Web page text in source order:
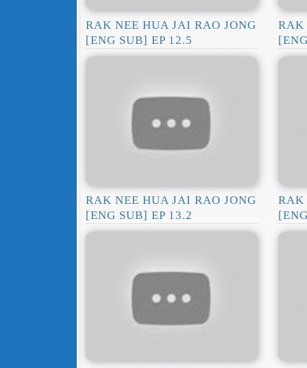
RAK NEE HUA JAI RAO JONG
[ENG SUB] EP 12.5
RAK
RAK NEE HUA JAI RAO JONG
[ENG SUB] EP 13.2
RAK